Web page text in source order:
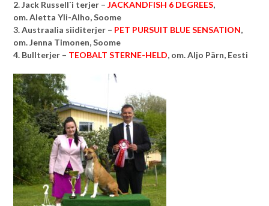
2. Jack Russell`i terjer – JACKANDFISH 6 DEGREES,
om. Aletta Yli-Alho, Soome
3. Austraalia siiditerjer – PET PURSUIT BLUE SENSATION,
om. Jenna Timonen, Soome
4. Bullterjer – TEOBALT STERNE-HELD, om. Aljo Pärn, Eesti